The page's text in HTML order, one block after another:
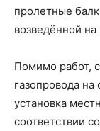
пролетные
возведённой на
Помимо работ,
газопровода на
установка
соответствии